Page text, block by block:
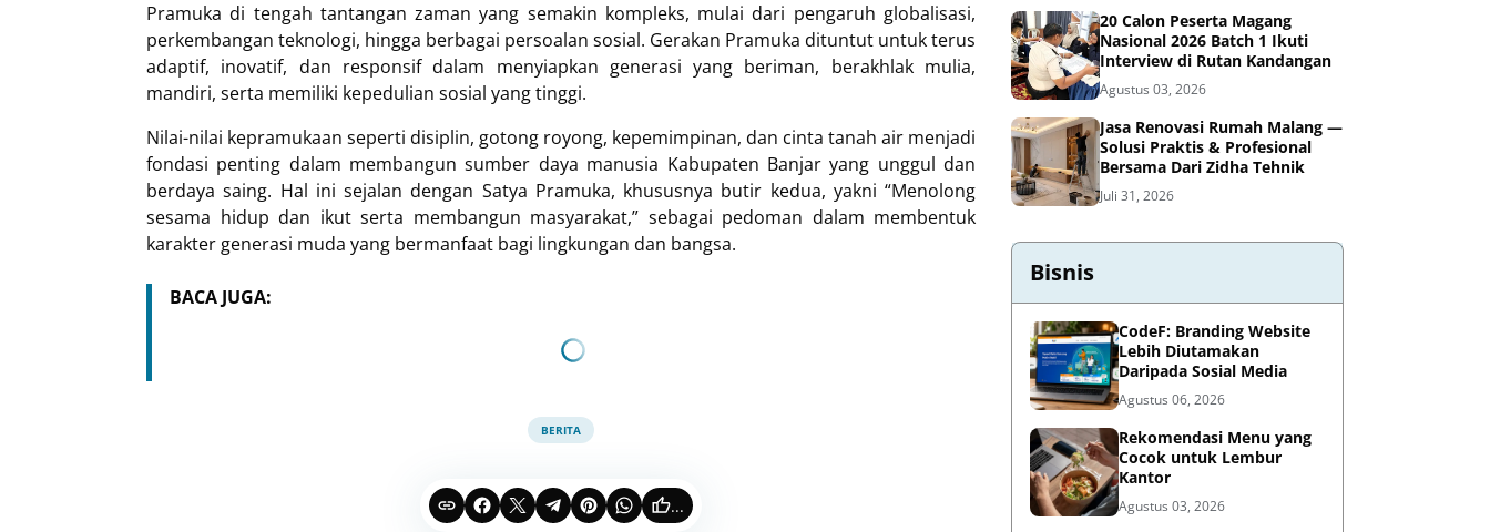
Pramuka di tengah tantangan zaman yang semakin kompleks, mulai dari pengaruh globalisasi,
perkembangan teknologi, hingga berbagai persoalan sosial. Gerakan Pramuka dituntut untuk terus
adaptif, inovatif, dan responsif dalam menyiapkan generasi yang beriman, berakhlak mulia,
mandiri, serta memiliki kepedulian sosial yang tinggi.
Nilai-nilai kepramukaan seperti disiplin, gotong royong, kepemimpinan, dan cinta tanah air menjadi
fondasi penting dalam membangun sumber daya manusia Kabupaten Banjar yang unggul dan
berdaya saing. Hal ini sejalan dengan Satya Pramuka, khususnya butir kedua, yakni “Menolong
sesama hidup dan ikut serta membangun masyarakat,” sebagai pedoman dalam membentuk
karakter generasi muda yang bermanfaat bagi lingkungan dan bangsa.
BACA JUGA:
BERITA
...
20 Calon Peserta Magang
Nasional 2026 Batch 1 Ikuti
Interview di Rutan Kandangan
Agustus 03, 2026
Jasa Renovasi Rumah Malang —
Solusi Praktis & Profesional
Bersama Dari Zidha Tehnik
Juli 31, 2026
Bisnis
CodeF: Branding Website
Lebih Diutamakan
Daripada Sosial Media
Agustus 06, 2026
Rekomendasi Menu yang
Cocok untuk Lembur
Kantor
Agustus 03, 2026